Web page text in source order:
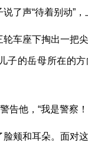
了声“待着别动”
车座下掏出一
的岳母所在的
告他，“我是警察！
颊和耳朵。面对